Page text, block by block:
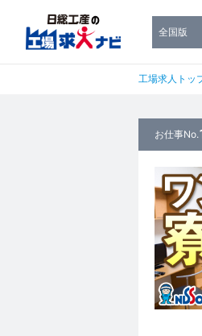
全国版
工場求人トッ
お仕事No.